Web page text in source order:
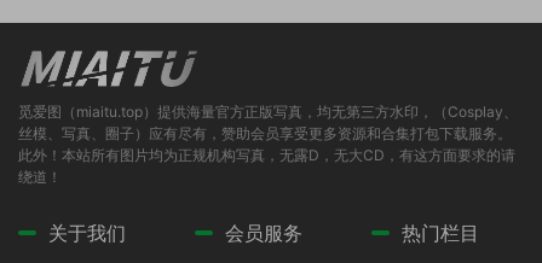
觅爱图（miaitu.top）提供海量官方正版写真，均无第三方水印，（Cosplay、
丝模、写真、圈子）应有尽有，赞助会员享受更多资源和合集打包下载服务。
此外！本站所有图片均为正规机构写真，无露D，无大CD，有这方面要求的请
绕道！
关于我们 会员服务 热门栏目